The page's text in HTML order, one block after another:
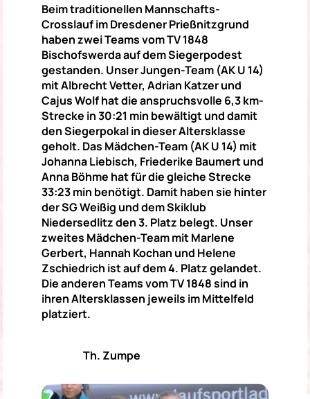
Beim traditionellen Mannschafts-
Crosslauf im Dresdener Prießnitzgrund
haben zwei Teams vom TV 1848
Bischofswerda auf dem Siegerpodest
gestanden. Unser Jungen-Team (AK U 14)
mit Albrecht Vetter, Adrian Katzer und
Cajus Wolf hat die anspruchsvolle 6,3 km-
Strecke in 30:21 min bewältigt und damit
den Siegerpokal in dieser Altersklasse
geholt. Das Mädchen-Team (AK U 14) mit
Johanna Liebisch, Friederike Baumert und
Anna Böhme hat für die gleiche Strecke
33:23 min benötigt. Damit haben sie hinter
der SG Weißig und dem Skiklub
Niedersedlitz den 3. Platz belegt. Unser
zweites Mädchen-Team mit Marlene
Gerbert, Hannah Kochan und Helene
Zschiedrich ist auf dem 4. Platz gelandet.
Die anderen Teams vom TV 1848 sind in
ihren Altersklassen jeweils im Mittelfeld
platziert.
Th. Zumpe